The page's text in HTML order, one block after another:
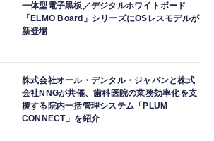
一体型電子黒板／デジタルホワイトボード
「ELMO Board」シリーズにOSレスモデルが
新登場
株式会社オール・デンタル・ジャパンと株式
会社NNGが共催、歯科医院の業務効率化を支
援する院内一括管理システム「PLUM
CONNECT」を紹介